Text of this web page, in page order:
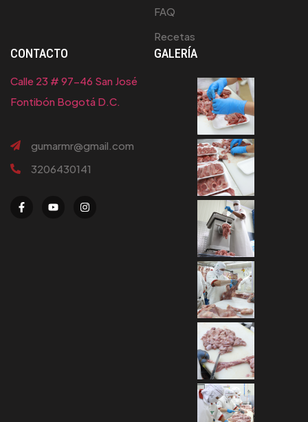
FAQ
Recetas
CONTACTO
Calle 23 # 97-46 San José
Fontibón Bogotá D.C.
gumarmr@gmail.com
3206430141
GALERÍA